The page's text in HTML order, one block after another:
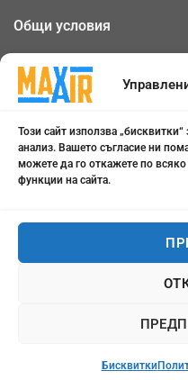
Този сайт използва
анализ. Вашето съгласие ни
можете да го откажете по
функции на сайта.
Бисквитки
Общи условия
поверителност
0898 808 799
office@maxair-bg.com
Понеделник - Петък от
Всички права